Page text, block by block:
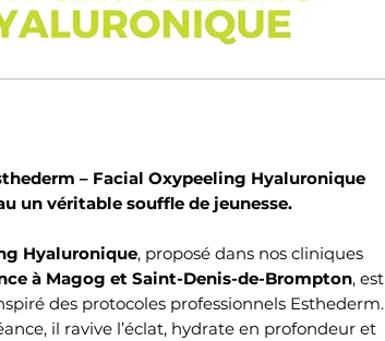
– Facial Oxypeeling Hyaluronique
un véritable souffle de jeunesse.
Hyaluronique, proposé dans nos cliniques
à Magog et Saint-Denis-de-Brompton, est
des protocoles professionnels Esthederm.
il ravive l’éclat, hydrate en profondeur et